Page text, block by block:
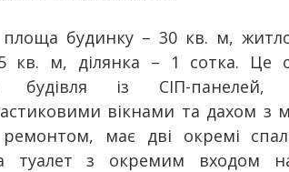
площа будинку – 30 кв. м,
кв. м, ділянка – 1 сотка. Це
будівля із СІП-
вікнами та дахом з
має дві окремі
туалет з окремим входом